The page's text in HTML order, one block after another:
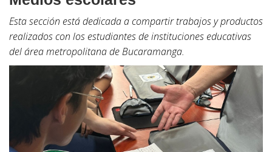
Esta sección está dedicada a compartir trabajos y productos
realizados con los estudiantes de instituciones educativas
del área metropolitana de Bucaramanga.